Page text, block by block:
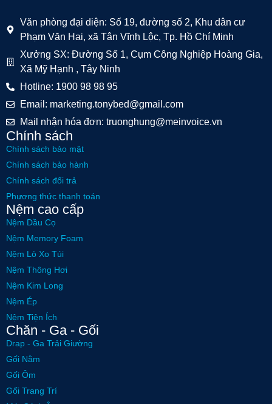
Văn phòng đại diện: Số 19, đường số 2, Khu dân cư
Phạm Văn Hai, xã Tân Vĩnh Lộc, Tp. Hồ Chí Minh
Xưởng SX: Đường Số 1, Cụm Công Nghiệp Hoàng Gia,
Xã Mỹ Hạnh , Tây Ninh
Hotline: 1900 98 98 95
Email: marketing.tonybed@gmail.com
Mail nhận hóa đơn: truonghung@meinvoice.vn
Chính sách
Chính sách bảo mật
Chính sách bảo hành
Chính sách đổi trả
Phương thức thanh toán
Nệm cao cấp
Nệm Dầu Cọ
Nệm Memory Foam
Nệm Lò Xo Túi
Nệm Thông Hơi
Nệm Kim Long
Nệm Ép
Nệm Tiện Ích
Chăn - Ga - Gối
Drap - Ga Trải Giường
Gối Nằm
Gối Ôm
Gối Trang Trí